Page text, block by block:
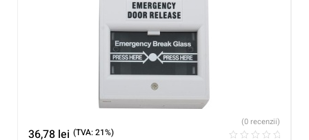
36,78 lei (TVA: 21%)
(0 recenzii)